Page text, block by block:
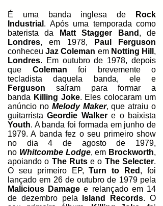
É uma banda inglesa de
Rock
Industrial . Após uma temporada como
baterista da
Matt Stagger Band , de
Londres, em 1978,
Paul Ferguson
conheceuJaz Coleman em Notting Hill ,
Londres. Em outubro de 1978, depois
que Coleman foi brevemente o
tecladista daquela banda, ele e
Ferguson saíram para formar a
banda Killing Joke. Eles colocaram um
anúncio no Melody Maker, que atraiu o
guitarristaGeordie Walkere o baixista
Youth. A banda foi formada em junho de
1979. A banda fez o seu primeiro show
no dia 4 de agosto de 1979,
no Whitcombe Lodge, em Brockworth,
apoiando o The Rutse o The Selecter.
O seu primeiro EP,Turn to Red , foi
lançado em 26 de outubro de 1979 pela
Malicious Damage e relançado em 14
de dezembro pela
Island Records. O